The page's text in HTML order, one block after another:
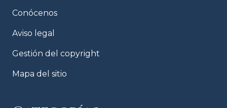
Conócenos
Aviso legal
Gestión del copyright
Mapa del sitio